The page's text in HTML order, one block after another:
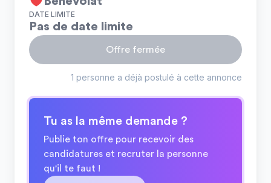
DATE LIMITE
Pas de date limite
Offre fermée
1 personne a déjà postulé à cette annonce
Tu as la même demande ?
Publie ton offre pour recevoir des
candidatures et recruter la personne
qu'il te faut !